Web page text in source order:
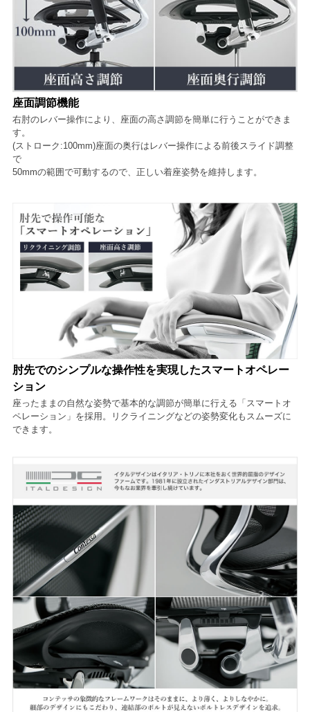
座面調節機能
右肘のレバー操作により、座面の高さ調節を簡単に行うことができま
す。
(ストローク:100mm)座面の奥行はレバー操作による前後スライド調整
で
50mmの範囲で可動するので、正しい着座姿勢を維持します。
肘先でのシンプルな操作性を実現したスマートオペレー
ション
座ったままの自然な姿勢で基本的な調節が簡単に行える「スマートオ
ペレーション」を採用。リクライニングなどの姿勢変化もスムーズに
できます。